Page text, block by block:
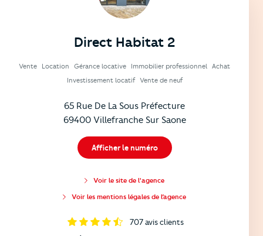
Direct Habitat 2
Vente Location Gérance locative Immobilier professionnel Achat
Investissement locatif
Vente de neuf
65 Rue De La Sous Préfecture
69400 Villefranche Sur Saone
Afficher le numéro
Voir le site de l'agence
Voir les mentions légales de l’agence
707avis clients